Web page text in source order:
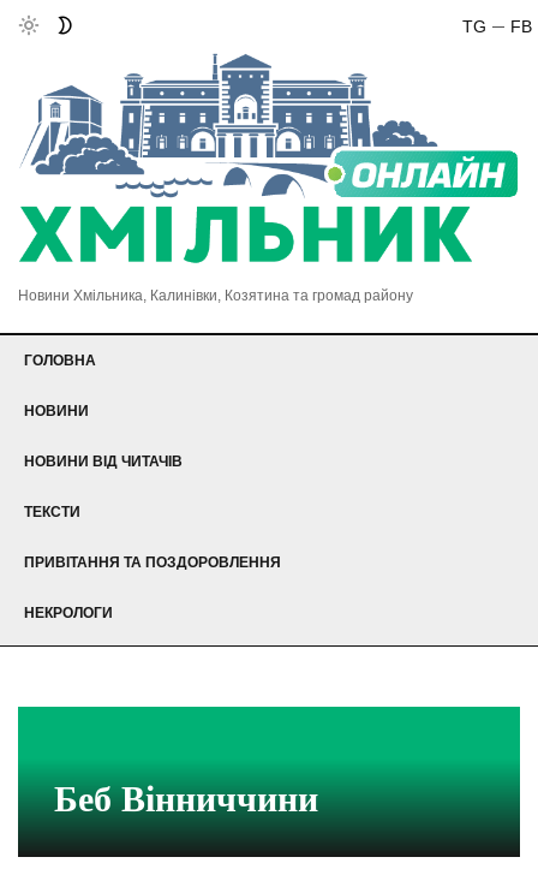
FB
TG
Новини Хмільника, Калинівки, Козятина та громад району
ГОЛОВНА
НОВИНИ
НОВИНИ ВІД ЧИТАЧІВ
ТЕКСТИ
ПРИВІТАННЯ ТА ПОЗДОРОВЛЕННЯ
НЕКРОЛОГИ
Беб Вінниччини